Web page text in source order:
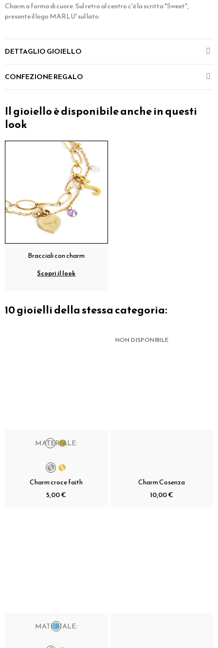
Charm a forma di cuore. Sul retro al centro c'è la scritta "Sweet",
presente il logo MARLU' sul lato.
DETTAGLIO GIOIELLO
CONFEZIONE REGALO
Il gioiello è disponibile anche in questi
look
Bracciali con charm
Scopri il look
10 gioielli della stessa categoria:
MATERIALE:
Charm croce faith
5,00 €
NON DISPONIBILE
Charm Cosenza
10,00 €
MATERIALE: